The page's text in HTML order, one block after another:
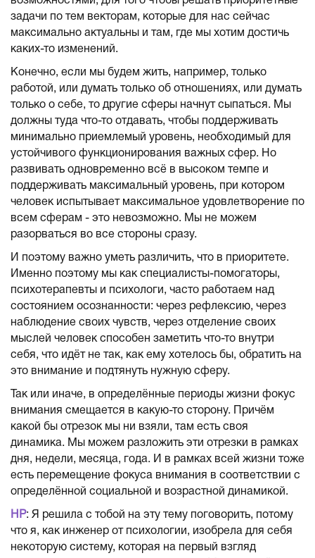
задачи по тем векторам, которые для нас сейчас
максимально актуальны и там, где мы хотим достичь
каких-то изменений.
Конечно, если мы будем жить, например, только
работой, или думать только об отношениях, или думать
только о себе, то другие сферы начнут сыпаться. Мы
должны туда что-то отдавать, чтобы поддерживать
минимально приемлемый уровень, необходимый для
устойчивого функционирования важных сфер. Но
развивать одновременно всё в высоком темпе и
поддерживать максимальный уровень, при котором
человек испытывает максимальное удовлетворение по
всем сферам - это невозможно. Мы не можем
разорваться во все стороны сразу.
И поэтому важно уметь различить, что в приоритете.
Именно поэтому мы как специалисты-помогаторы,
психотерапевты и психологи, часто работаем над
состоянием осознанности: через рефлексию, через
наблюдение своих чувств, через отделение своих
мыслей человек способен заметить что-то внутри
себя, что идёт не так, как ему хотелось бы, обратить на
это внимание и подтянуть нужную сферу.
Так или иначе, в определённые периоды жизни фокус
внимания смещается в какую-то сторону. Причём
какой бы отрезок мы ни взяли, там есть своя
динамика. Мы можем разложить эти отрезки в рамках
дня, недели, месяца, года. И в рамках всей жизни тоже
есть перемещение фокуса внимания в соответствии с
определённой социальной и возрастной динамикой.
НР: Я решила с тобой на эту тему поговорить, потому
что я, как инженер от психологии, изобрела для себя
некоторую систему, которая на первый взгляд